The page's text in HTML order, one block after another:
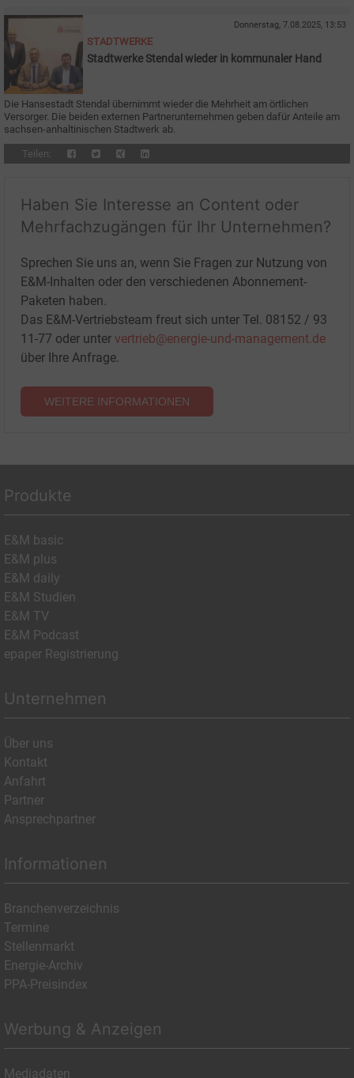
Donnerstag, 7.08.2025, 13:53
STADTWERKE
Stadtwerke Stendal wieder in kommunaler Hand
Die Hansestadt Stendal übernimmt wieder die Mehrheit am örtlichen
Versorger. Die beiden externen Partnerunternehmen geben dafür Anteile am
sachsen-anhaltinischen Stadtwerk ab.
Teilen:
Haben Sie Interesse an Content oder
Mehrfachzugängen für Ihr Unternehmen?
Sprechen Sie uns an, wenn Sie Fragen zur Nutzung von
E&M-Inhalten oder den verschiedenen Abonnement-
Paketen haben.
Das E&M-Vertriebsteam freut sich unter Tel. 08152 / 93
11-77 oder unter vertrieb@energie-und-management.de
über Ihre Anfrage.
WEITERE INFORMATIONEN
Produkte
E&M basic
E&M plus
E&M daily
E&M Studien
E&M TV
E&M Podcast
epaper Registrierung
Unternehmen
Über uns
Kontakt
Anfahrt
Partner
Ansprechpartner
Informationen
Branchenverzeichnis
Termine
Stellenmarkt
Energie-Archiv
PPA-Preisindex
Werbung & Anzeigen
Mediadaten